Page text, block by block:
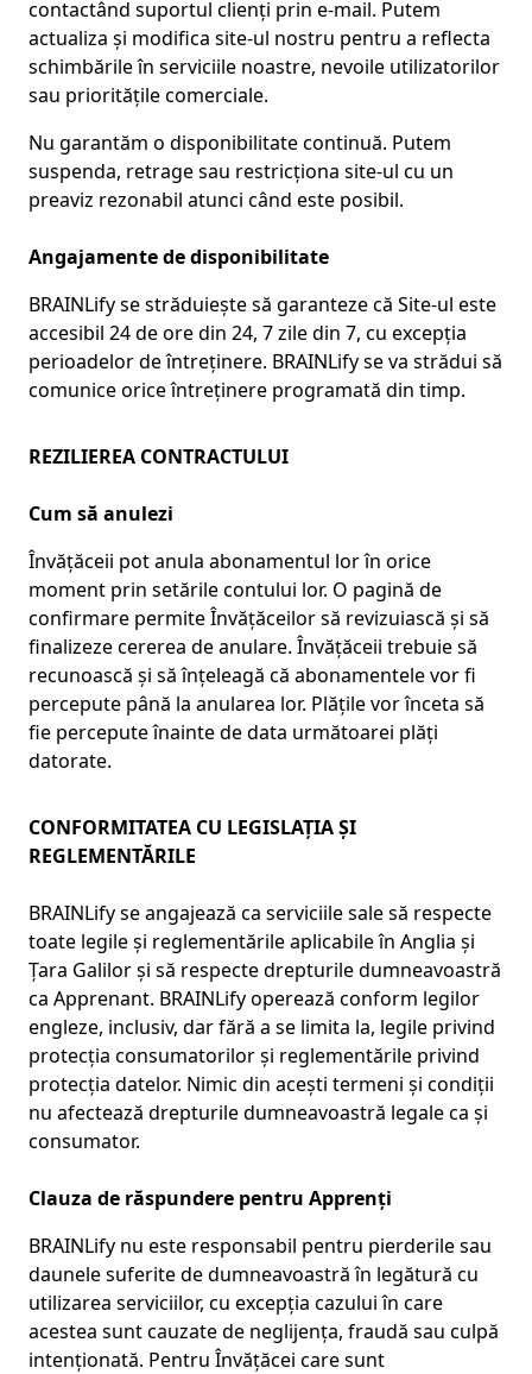
contactând suportul clienți prin e-mail. Putem
actualiza și modifica site-ul nostru pentru a reflecta
schimbările în serviciile noastre, nevoile utilizatorilor
sau prioritățile comerciale.
Nu garantăm o disponibilitate continuă. Putem
suspenda, retrage sau restricționa site-ul cu un
preaviz rezonabil atunci când este posibil.
Angajamente de disponibilitate
BRAINLify se străduiește să garanteze că Site-ul este
accesibil 24 de ore din 24, 7 zile din 7, cu excepția
perioadelor de întreținere. BRAINLify se va strădui să
comunice orice întreținere programată din timp.
REZILIEREA CONTRACTULUI
Cum să anulezi
Învățăceii pot anula abonamentul lor în orice
moment prin setările contului lor. O pagină de
confirmare permite Învățăceilor să revizuiască și să
finalizeze cererea de anulare. Învățăceii trebuie să
recunoască și să înțeleagă că abonamentele vor fi
percepute până la anularea lor. Plățile vor înceta să
fie percepute înainte de data următoarei plăți
datorate.
CONFORMITATEA CU LEGISLAȚIA ȘI
REGLEMENTĂRILE
BRAINLify se angajează ca serviciile sale să respecte
toate legile și reglementările aplicabile în Anglia și
Țara Galilor și să respecte drepturile dumneavoastră
ca Apprenant. BRAINLify operează conform legilor
engleze, inclusiv, dar fără a se limita la, legile privind
protecția consumatorilor și reglementările privind
protecția datelor. Nimic din acești termeni și condiții
nu afectează drepturile dumneavoastră legale ca și
consumator.
Clauza de răspundere pentru Apprenți
BRAINLify nu este responsabil pentru pierderile sau
daunele suferite de dumneavoastră în legătură cu
utilizarea serviciilor, cu excepția cazului în care
acestea sunt cauzate de neglijența, fraudă sau culpă
intenționată. Pentru Învățăcei care sunt